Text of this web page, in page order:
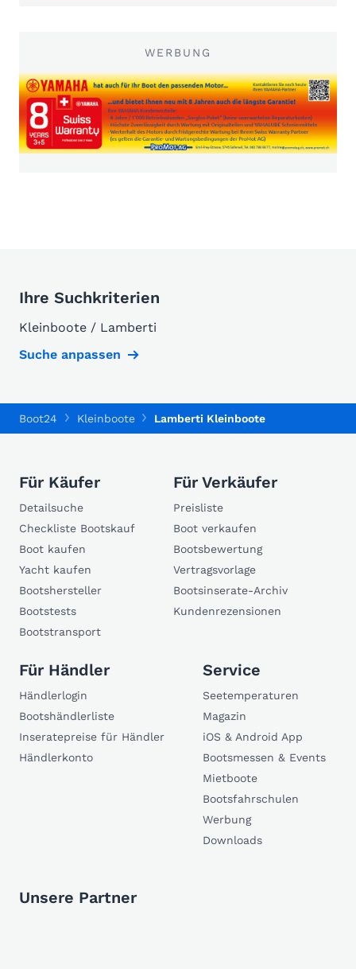
WERBUNG
Ihre Suchkriterien
Kleinboote / Lamberti
Suche anpassen
Boot24 Kleinboote Lamberti Kleinboote
Für Käufer
Detailsuche
Checkliste Bootskauf
Boot kaufen
Yacht kaufen
Bootshersteller
Bootstests
Bootstransport
Für Verkäufer
Preisliste
Boot verkaufen
Bootsbewertung
Vertragsvorlage
Bootsinserate-Archiv
Kundenrezensionen
Für Händler
Händlerlogin
Bootshändlerliste
Inseratepreise für Händler
Händlerkonto
Service
Seetemperaturen
Magazin
iOS & Android App
Bootsmessen & Events
Mietboote
Bootsfahrschulen
Werbung
Downloads
Unsere Partner